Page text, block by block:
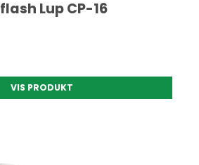
Lup CP-16
VIS PRODUKT